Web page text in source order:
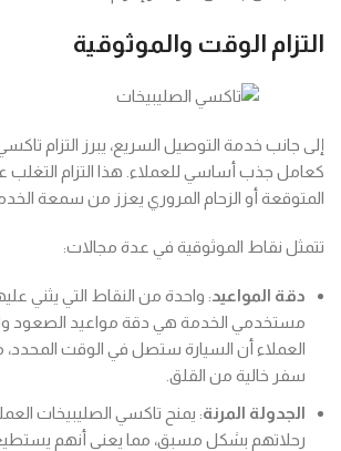
التزام الوقت والموثوقية
إلى جانب خدمة التوصيل السريع، يبرز التزام
كعامل جذب أساسي للعملاء. هذا التزام التغلب
المتوقعة أو الزحام المروري يعزز من سمعة
تتمثل نقاط الموثوقية في عدة مجالات:
دقة المواعيد: واحدة من النقاط التي يثني
مستخدمي الخدمة هي دقة مواعيد الصعود
العملاء أن السيارة ستصل في الوقت المحدد،
سفر خالية من القلق.
الجدولة المرنة: يمنح تاكسي الصليبيخات
رحلاتهم بشكل مسبق، مما يعني أنهم